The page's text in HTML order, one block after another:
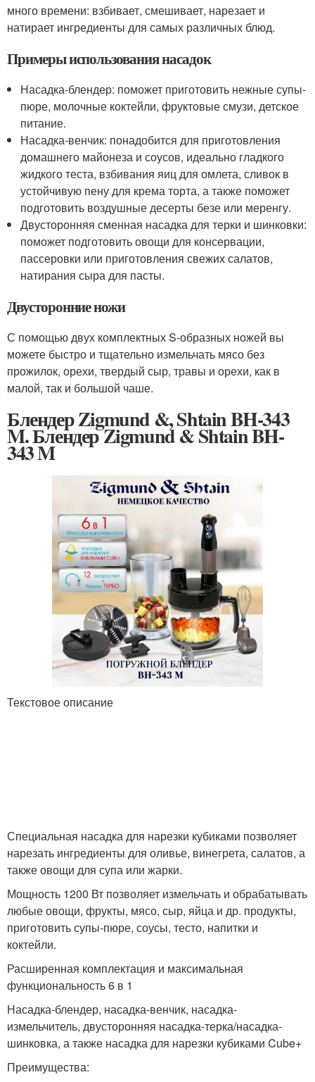
много времени: взбивает, смешивает, нарезает и
натирает ингредиенты для самых различных блюд.
Примеры использования насадок
Насадка-блендер: поможет приготовить нежные супы-
пюре, молочные коктейли, фруктовые смузи, детское
питание.
Насадка-венчик: понадобится для приготовления
домашнего майонеза и соусов, идеально гладкого
жидкого теста, взбивания яиц для омлета, сливок в
устойчивую пену для крема торта, а также поможет
подготовить воздушные десерты безе или меренгу.
Двусторонняя сменная насадка для терки и шинковки:
поможет подготовить овощи для консервации,
пассеровки или приготовления свежих салатов,
натирания сыра для пасты.
Двусторонние ножи
С помощью двух комплектных S-образных ножей вы
можете быстро и тщательно измельчать мясо без
прожилок, орехи, твердый сыр, травы и орехи, как в
малой, так и большой чаше.
Блендер Zigmund &, Shtain BH-343
M. Блендер Zigmund & Shtain BH-
343 M
Текстовое описание
Специальная насадка для нарезки кубиками позволяет
нарезать ингредиенты для оливье, винегрета, салатов, а
также овощи для супа или жарки.
Мощность 1200 Вт позволяет измельчать и обрабатывать
любые овощи, фрукты, мясо, сыр, яйца и др. продукты,
приготовить супы-пюре, соусы, тесто, напитки и
коктейли.
Расширенная комплектация и максимальная
функциональность 6 в 1
Насадка-блендер, насадка-венчик, насадка-
измельчитель, двусторонняя насадка-терка/насадка-
шинковка, а также насадка для нарезки кубиками Cube+
Преимущества: